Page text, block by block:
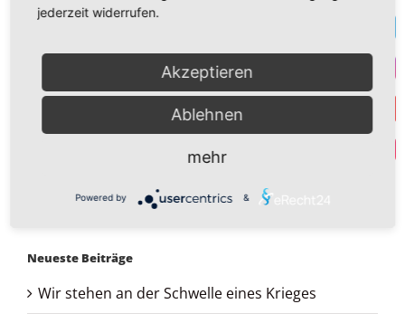
Neueste Beiträge
Wir stehen an der Schwelle eines Krieges
jederzeit widerrufen.
Akzeptieren
Ablehnen
mehr
Powered by &